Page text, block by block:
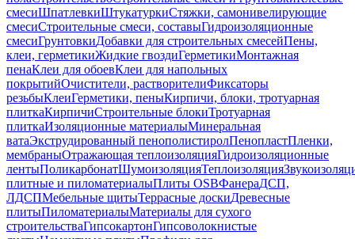
смесиШпатлевкиШтукатуркиСтяжки, самонивелирующие
смесиСтроительные смеси, составыГидроизоляционные
смесиГрунтовкиДобавки для строительных смесейПены,
клеи, герметикиЖидкие гвоздиГерметикиМонтажная
пенаКлеи для обоевКлеи для напольных
покрытийОчистители, растворителиФиксаторы
резьбыКлеиГерметики, пеныКирпичи, блоки, тротуарная
плиткаКирпичиСтроительные блокиТротуарная
плиткаИзоляционные материалыМинеральная
ватаЭкструдированный пенополистиролПенопластПленки,
мембраныОтражающая теплоизоляцияГидроизоляционные
лентыПоликарбонатШумоизоляцияТеплоизоляция
плитные и пиломатериалыПлиты OSBФанераДСП,
ЛДСПМебельные щитыТеррасные доскиДревесные
плитыПиломатериалыМатериалы для сухого
строительстваГипсокартонГипсоволокнистые